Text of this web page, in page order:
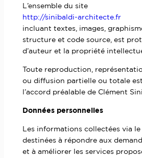
L’ensemble du site
http://sinibaldi-architecte.fr
incluant textes, images,
structure et code source, est
d’auteur et la propriété
Toute reproduction,
ou diffusion partielle ou totale
l’accord préalable de Clément
Données personnelles
Les informations collectées via
destinées à répondre aux
et à améliorer les services